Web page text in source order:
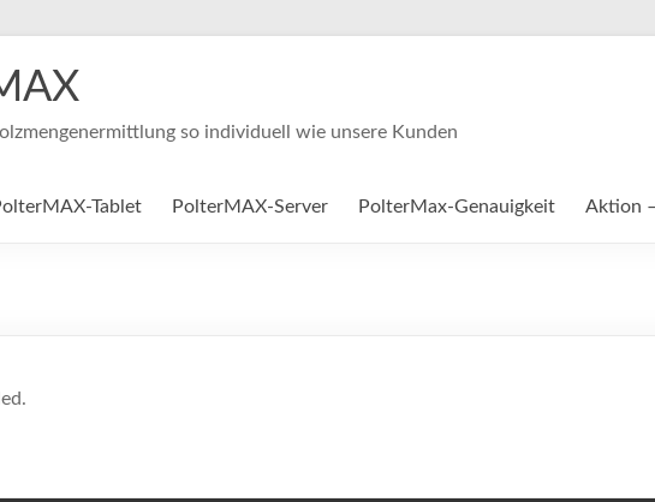
so individuell wie unsere Kunden
Tablet PolterMAX-Server PolterMax-Genauigkeit Aktion